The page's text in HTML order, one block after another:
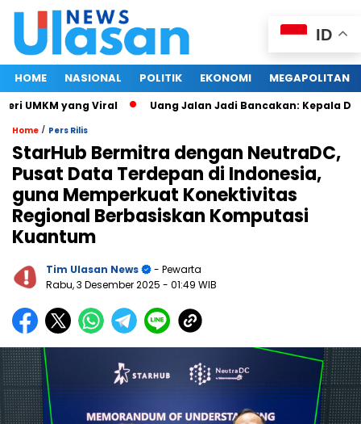
HOME NASIONAL POLITIK EKONOMI MEGAPOLITAN
yang Viral Uang Jalan Jadi Bancakan: Kepala Dinas
Home / Pers Rilis
StarHub Bermitra dengan NeutraDC,
Pusat Data Terdepan di Indonesia,
guna Memperkuat Konektivitas
Regional Berbasiskan Komputasi
Kuantum
Tim Ulasan News
- Pewarta
Rabu, 3 Desember 2025 - 01:49 WIB
ID